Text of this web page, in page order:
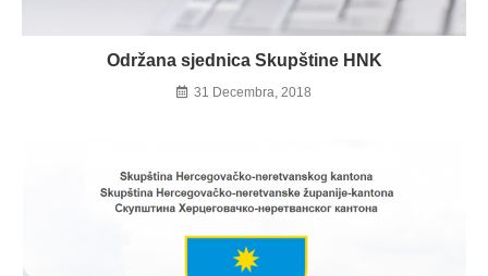
Održana sjednica Skupštine HNK
31 Decembra, 2018